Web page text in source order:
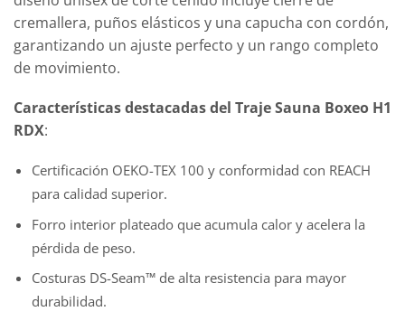
cremallera, puños elásticos y una capucha con cordón,
garantizando un ajuste perfecto y un rango completo
de movimiento.
Características destacadas del Traje Sauna Boxeo H1
RDX:
Certificación OEKO-TEX 100 y conformidad con REACH
para calidad superior.
Forro interior plateado que acumula calor y acelera la
pérdida de peso.
Costuras DS-Seam™ de alta resistencia para mayor
durabilidad.